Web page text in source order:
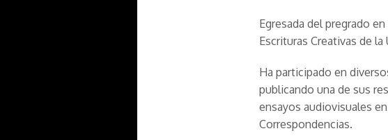
Egresada del pregrado
Escrituras Creativas de
Ha participado en
publicando una de sus
ensayos audiovisuales
Correspondencias.